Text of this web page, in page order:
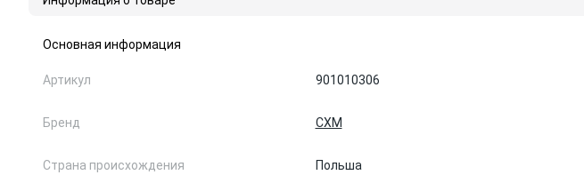
Основная информация
Артикул 901010306
Бренд CXM
Страна происхождения Польша